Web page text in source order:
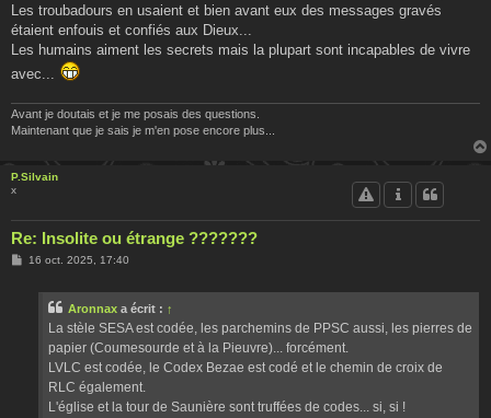
Les troubadours en usaient et bien avant eux des messages gravés
étaient enfouis et confiés aux Dieux...
Les humains aiment les secrets mais la plupart sont incapables de vivre
avec...
Avant je doutais et je me posais des questions.
Maintenant que je sais je m'en pose encore plus...
P.Silvain
x
Re: Insolite ou étrange ???????
M16 oct. 2025, 17:40
Aronnax a écrit : ↑
La stèle SESA est codée, les parchemins de PPSC aussi, les pierres de
papier (Coumesourde et à la Pieuvre)... forcément.
LVLC est codée, le Codex Bezae est codé et le chemin de croix de
RLC également.
L'église et la tour de Saunière sont truffées de codes... si, si !